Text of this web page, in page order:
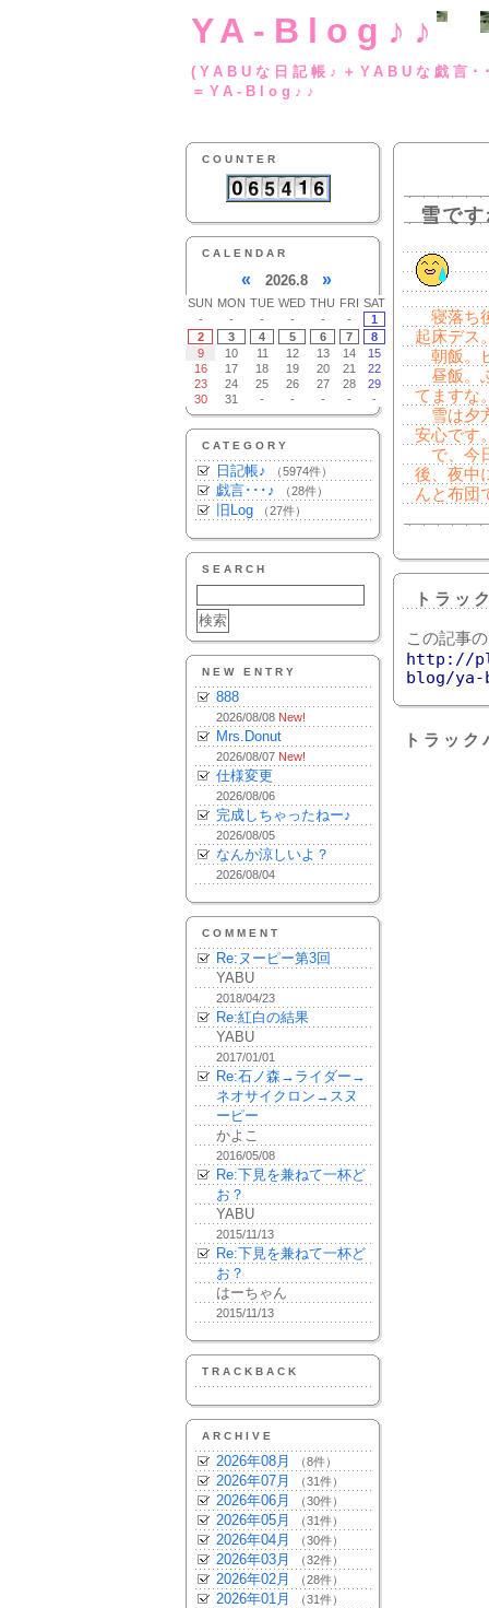
YA-Blog♪♪
(YABUな日記帳♪
＝YA-Blog♪♪
COUNTER
CALENDAR
« 2026.8 »
SUN MON TUE WED THU FRI SAT
-
- - - - -
1
2
3 4 5 6 7
8
9
10 11 12 13 14
15
16
17 18 19 20 21
22
23
24 25 26 27 28
29
30
31 - - - - -
CATEGORY
日記帳♪ （5974件）
戯言･･･♪ （28件）
旧Log （27件）
SEARCH
NEW ENTRY
888
2026/08/08 New!
Mrs.Donut
2026/08/07 New!
仕様変更
2026/08/06
完成しちゃったねー♪
2026/08/05
なんか涼しいよ？
2026/08/04
COMMENT
Re:ヌーピー第3回
YABU
2018/04/23
Re:紅白の結果
YABU
2017/01/01
Re:石ノ森→ライダー→
ネオサイクロン→スヌ
ーピー
かよこ
2016/05/08
Re:下見を兼ねて一杯ど
お？
YABU
2015/11/13
Re:下見を兼ねて一杯ど
お？
はーちゃん
2015/11/13
TRACKBACK
ARCHIVE
2026年08月 （8件）
2026年07月 （31件）
2026年06月 （30件）
2026年05月 （31件）
2026年04月 （30件）
2026年03月 （32件）
2026年02月 （28件）
2026年01月 （31件）
雪で
寝落ち
起床デス
朝飯。
昼飯。
てますな
雪は夕
安心です
で、今
後、夜中
んと布団
トラッ
この記事
http://
blog/ya-
トラッ